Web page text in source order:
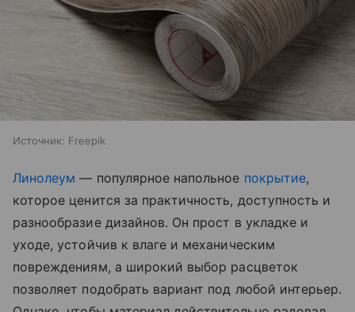
Источник: Freepik
Линолеум — популярное напольное покрытие,
которое ценится за практичность, доступность и
разнообразие дизайнов. Он прост в укладке и
уходе, устойчив к влаге и механическим
повреждениям, а широкий выбор расцветок
позволяет подобрать вариант под любой интерьер.